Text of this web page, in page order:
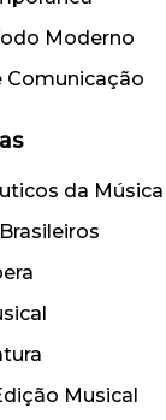
Moderno
Comunicação
da Música
Musical